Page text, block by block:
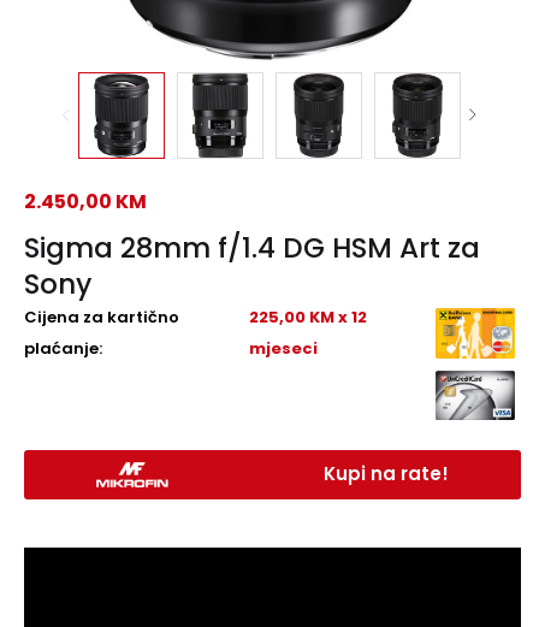
Sigma 28mm f/1.4 DG HSM Art za
Sony
2.450,00 KM
Cijena za kartično
plaćanje:
225,00 KM x 12
mjeseci
Kupi na rate!